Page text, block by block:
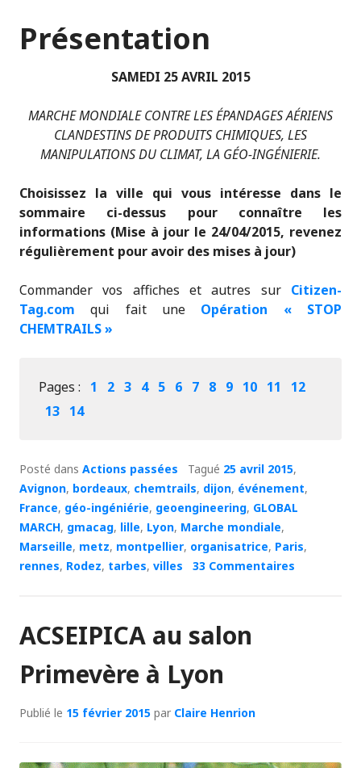
Présentation
SAMEDI 25 AVRIL 2015
MARCHE MONDIALE CONTRE LES ÉPANDAGES AÉRIENS
CLANDESTINS DE PRODUITS CHIMIQUES, LES
MANIPULATIONS DU CLIMAT, LA GÉO-INGÉNIERIE.
Choisissez la ville qui vous intéresse dans le
sommaire ci-dessus pour connaître les
informations (Mise à jour le 24/04/2015, revenez
régulièrement pour avoir des mises à jour)
Commander vos affiches et autres sur Citizen-
Tag.com qui fait une Opération « STOP
CHEMTRAILS »
Pages : 1 2 3 4 5 6 7 8 9 10 11
12
13 14
Posté dans Actions passées Tagué 25 avril 2015,
Avignon, bordeaux, chemtrails, dijon, événement,
France, géo-ingéniérie, geoengineering, GLOBAL
MARCH, gmacag, lille, Lyon, Marche mondiale,
Marseille, metz, montpellier, organisatrice, Paris,
rennes, Rodez, tarbes, villes 33 Commentaires
ACSEIPICA au salon
Primevère à Lyon
Publié le 15 février 2015 par Claire Henrion